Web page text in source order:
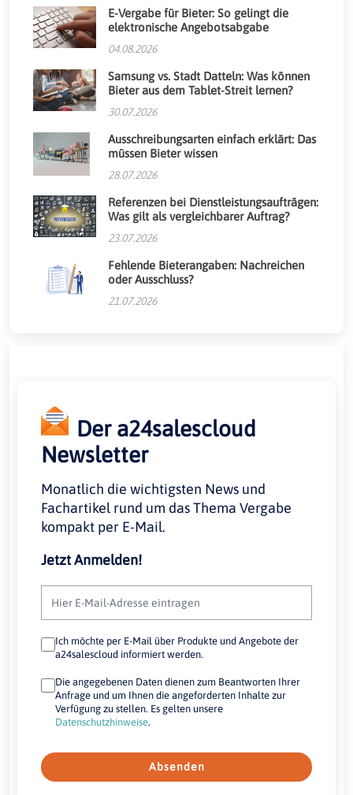
E-Vergabe für Bieter: So gelingt die
elektronische Angebotsabgabe
04.08.2026
Samsung vs. Stadt Datteln: Was können
Bieter aus dem Tablet-Streit lernen?
30.07.2026
Ausschreibungsarten einfach erklärt: Das
müssen Bieter wissen
28.07.2026
Referenzen bei Dienstleistungsaufträgen:
Was gilt als vergleichbarer Auftrag?
23.07.2026
Fehlende Bieterangaben: Nachreichen
oder Ausschluss?
21.07.2026
Der a24salescloud
Newsletter
Monatlich die wichtigsten News und
Fachartikel rund um das Thema Vergabe
kompakt per E-Mail.
Jetzt Anmelden!
Ich möchte per E-Mail über Produkte und Angebote der
a24salescloud informiert werden.
Die angegebenen Daten dienen zum Beantworten Ihrer
Anfrage und um Ihnen die angeforderten Inhalte zur
Verfügung zu stellen. Es gelten unsere
Datenschutzhinweise.
Absenden